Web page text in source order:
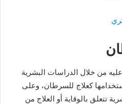
عليه من خلال الدراسات البشرية
كعلاج للسرطان، وعلى
تتعلق بالوقاية أو العلاج من